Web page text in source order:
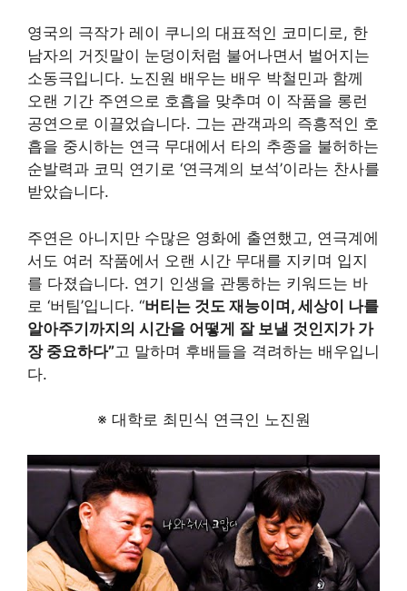
영국의 극작가 레이 쿠니의 대표적인 코미디로, 한
남자의 거짓말이 눈덩이처럼 불어나면서 벌어지는
소동극입니다. 노진원 배우는 배우 박철민과 함께
오랜 기간 주연으로 호흡을 맞추며 이 작품을 롱런
공연으로 이끌었습니다. 그는 관객과의 즉흥적인 호
흡을 중시하는 연극 무대에서 타의 추종을 불허하는
순발력과 코믹 연기로 ‘연극계의 보석’이라는 찬사를
받았습니다.
주연은 아니지만 수많은 영화에 출연했고, 연극계에
서도 여러 작품에서 오랜 시간 무대를 지키며 입지
를 다졌습니다. 연기 인생을 관통하는 키워드는 바
로 ‘버팀’입니다. “버티는 것도 재능이며, 세상이 나를
알아주기까지의 시간을 어떻게 잘 보낼 것인지가 가
장 중요하다”고 말하며 후배들을 격려하는 배우입니
다.
※ 대학로 최민식 연극인 노진원